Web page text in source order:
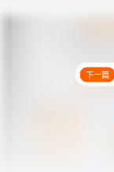
下一篇